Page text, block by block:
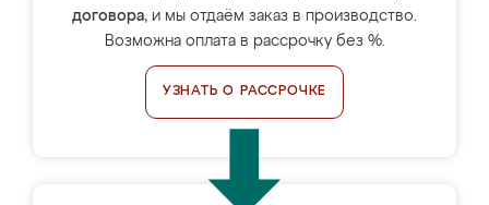
договора, и мы отдаём заказ в производство.
Возможна оплата в рассрочку без %.
УЗНАТЬ О РАССРОЧКЕ